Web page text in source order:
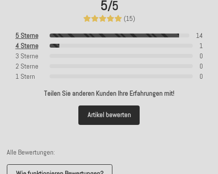
5/5
(15)
5 Sterne
14
4 Sterne
1
3 Sterne
0
2 Sterne
0
1 Stern
0
Teilen Sie anderen Kunden Ihre Erfahrungen mit!
Artikel bewerten
Alle Bewertungen: